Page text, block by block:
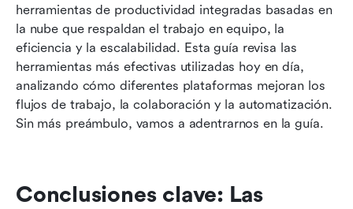
herramientas de productividad integradas basadas en
la nube que respaldan el trabajo en equipo, la
eficiencia y la escalabilidad. Esta guía revisa las
herramientas más efectivas utilizadas hoy en día,
analizando cómo diferentes plataformas mejoran los
flujos de trabajo, la colaboración y la automatización.
Sin más preámbulo, vamos a adentrarnos en la guía.
Conclusiones clave: Las
Lectura relacionada